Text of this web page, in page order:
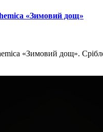
«Зимовий дощ»
«Зимовий дощ».